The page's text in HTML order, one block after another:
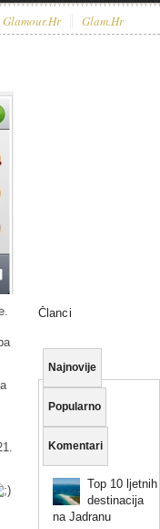
Glamour.hr Glam.hr
Članci
Najnovije
Popularno
Komentari
Top 10 ljetnih
destinacija
na Jadranu